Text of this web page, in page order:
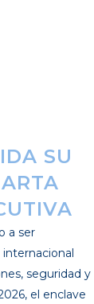
SU
a ser
seguridad y
el enclave